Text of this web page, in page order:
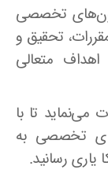
تخصصی
تحقیق و
متعالی
می‌نماید تا با
تخصصی به
یاری رسانید.